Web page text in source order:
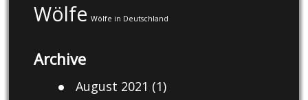
Wölfe Wölfe in Deutschland
Archive
August 2021 (1)